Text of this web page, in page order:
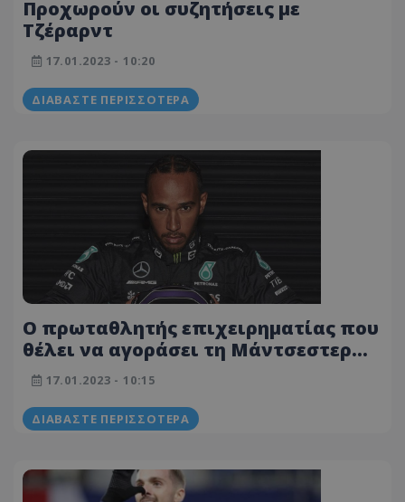
Προχωρούν οι συζητήσεις με
Τζέραρντ
17.01.2023 - 10:20
ΔΙΑΒΆΣΤΕ ΠΕΡΙΣΣΌΤΕΡΑ
Ο πρωταθλητής επιχειρηματίας που
θέλει να αγοράσει τη Μάντσεστερ
Γιουνάιτεντ
17.01.2023 - 10:15
ΔΙΑΒΆΣΤΕ ΠΕΡΙΣΣΌΤΕΡΑ